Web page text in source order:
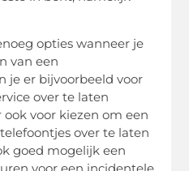
opties wanneer je
van een
je er bijvoorbeeld voor
over te laten
voor kiezen om een
over te laten
goed mogelijk een